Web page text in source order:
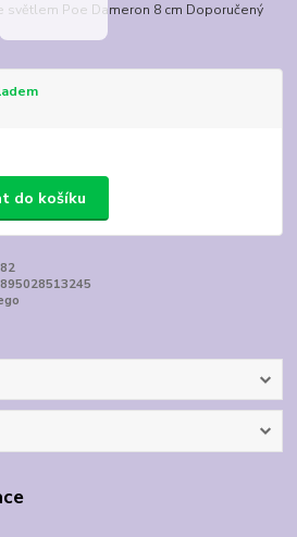
světlem Poe Dameron 8 cm Doporučený
do košíku